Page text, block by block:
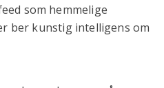
som hemmelige
ber kunstig intelligens om